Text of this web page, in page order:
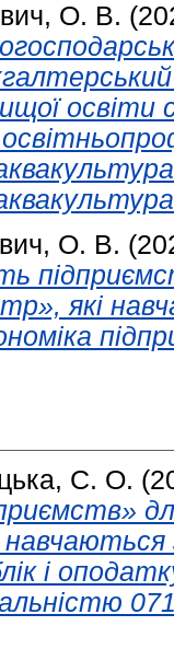
О. В.
О. В.
які
С. О.
і